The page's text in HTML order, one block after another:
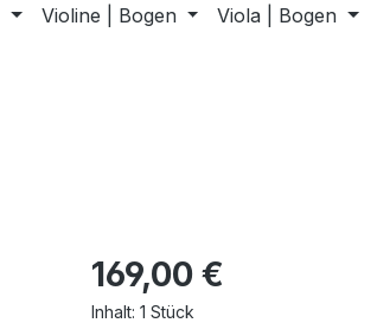
Violine | Bogen Viola | Bogen
169,00 €
Inhalt: 1 Stück